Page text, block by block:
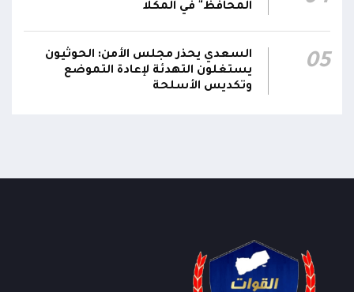
المحافظ" في المكلا
05
السعدي يحذر مجلس الأمن: الحوثيون
يستغلون التهدئة لإعادة التموضع
وتكديس الأسلحة